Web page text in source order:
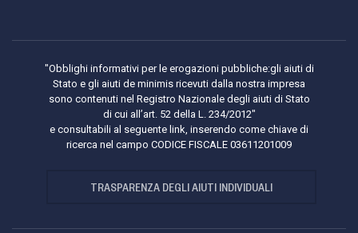
"Obblighi informativi per le erogazioni pubbliche:gli aiuti di
Stato e gli aiuti de minimis ricevuti dalla nostra impresa
sono contenuti nel Registro Nazionale degli aiuti di Stato
di cui all’art. 52 della L. 234/2012"
e consultabili al seguente link, inserendo come chiave di
ricerca nel campo CODICE FISCALE 03611201009
TRASPARENZA DEGLI AIUTI INDIVIDUALI